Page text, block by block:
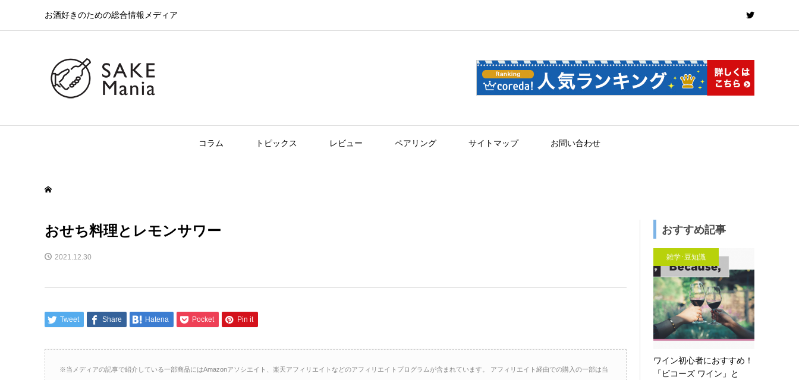
お酒好きのための総合情報メディア
コラム トピックス レビュー ペアリング サイトマップ お問い合わせ
おせち料理とレモンサワー
2021.12.30
Tweet Share Hatena Pocket Pin it
※当メディアの記事で紹介している一部商品にはAmazonアソシエイト、楽天アフィリエイトなどのアフィリエイトプログラムが含まれています。 アフィリエイト経由での購入の一部は当
おすすめ記事
雑学･豆知識
ワイン初心者におすすめ！
「ビコーズ ワイン」と